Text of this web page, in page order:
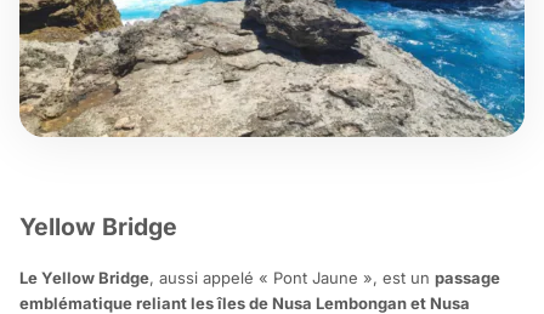
Yellow Bridge
Le Yellow Bridge, aussi appelé « Pont Jaune », est un passage
emblématique reliant les îles de Nusa Lembongan et Nusa